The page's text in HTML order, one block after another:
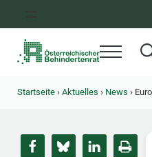
Menü
Startseite › Aktuelles › News ›